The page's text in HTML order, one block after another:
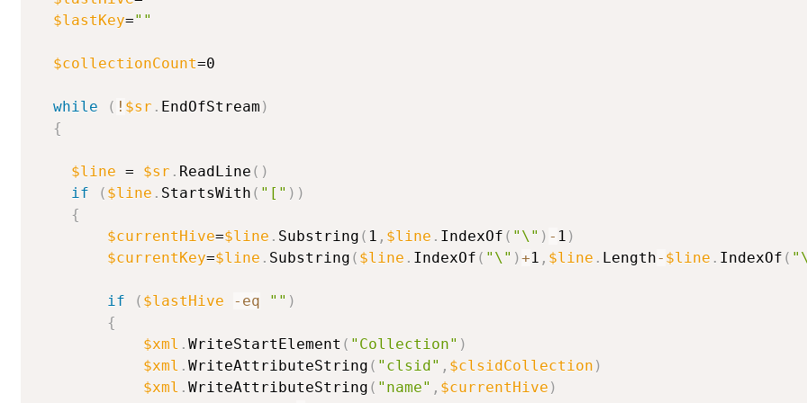
$lastKey=""
$collectionCount=0
while ( ! $sr . EndOfStream )
{
$line = $sr . ReadLine ( )
if
( $line . StartsWith ( "[" ) )
{
$currentHive=$line . Substring ( 1 , $line . IndexOf ( "\" ) - 1 )
$currentKey=$line . Substring ( $line . IndexOf ( "\" )+1 , $line . Length- $line . IndexOf (
if ( $lastHive -eq "" )
{
$xml . WriteStartElement ( "Collection" )
$xml . WriteAttributeString ( "clsid" , $clsidCollection )
$xml . WriteAttributeString ( "name" , $currentHive )